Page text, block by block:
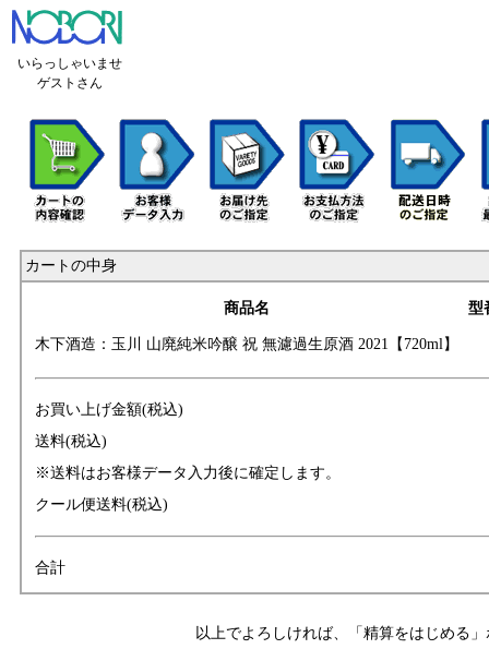
いらっしゃいませ
ゲストさん
カートの中身
商品名 型
木下酒造：玉川 山廃純米吟醸 祝 無濾過生原酒 2021【 720ml】
お買い上げ金額(税込)
送料(税込)
※送料はお客様データ入力後に確定します。
クール便送料(税込)
合計
以上でよろしければ、「精算をはじめる